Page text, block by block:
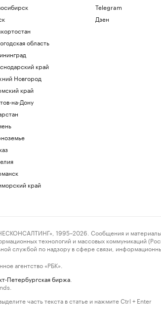
область
край
Новгород
край
на-Дону
край
Telegram
Дзен
1995–2026. Сообщения и материалы
технологий и массовых коммуникаций
службой по надзору в сфере связи,
агентство «РБК».
Петербургская биржа
часть текста в статье и нажмите Ctrl + Enter